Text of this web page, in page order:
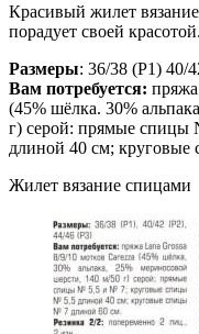
Красивый жилет
порадует своей красотой.
Размеры: 36/38 (P1) 40/
Вам потребуется: пряжа
(45% шёлка. 30%
г) серой: прямые
длиной 40 см;
Жилет вязание спицами